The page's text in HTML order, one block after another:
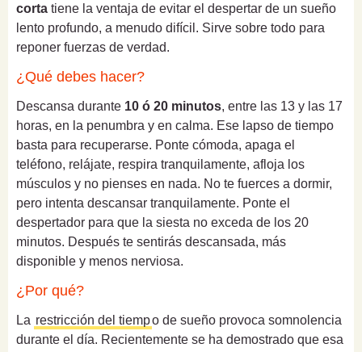
corta tiene la ventaja de evitar el despertar de un sueño
lento profundo, a menudo difícil. Sirve sobre todo para
reponer fuerzas de verdad.
¿Qué debes hacer?
Descansa durante 10 ó 20 minutos, entre las 13 y las 17
horas, en la penumbra y en calma. Ese lapso de tiempo
basta para recuperarse. Ponte cómoda, apaga el
teléfono, relájate, respira tranquilamente, afloja los
músculos y no pienses en nada. No te fuerces a dormir,
pero intenta descansar tranquilamente. Ponte el
despertador para que la siesta no exceda de los 20
minutos. Después te sentirás descansada, más
disponible y menos nerviosa.
¿Por qué?
La restricción del tiempo de sueño provoca somnolencia
durante el día. Recientemente se ha demostrado que esa